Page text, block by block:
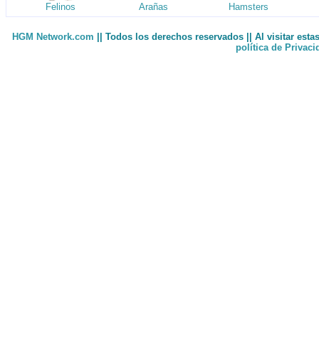
Felinos Arañas Hamsters
HGM Network.com || Todos los derechos reservados || Al visitar
política de